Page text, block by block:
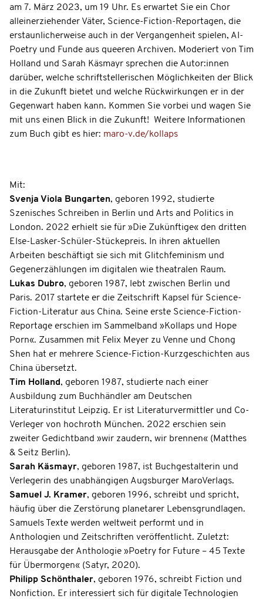
am 7. März 2023, um 19 Uhr. Es erwartet Sie ein Chor
alleinerziehender Väter, Science-Fiction-Reportagen, die
erstaunlicherweise auch in der Vergangenheit spielen, AI-
Poetry und Funde aus queeren Archiven. Moderiert von Tim
Holland und Sarah Käsmayr sprechen die Autor:innen
darüber, welche schriftstellerischen Möglichkeiten der Blick
in die Zukunft bietet und welche Rückwirkungen er in der
Gegenwart haben kann. Kommen Sie vorbei und wagen Sie
mit uns einen Blick in die Zukunft! Weitere Informationen
zum Buch gibt es hier: maro-v.de/kollaps
Mit:
Svenja Viola Bungarten, geboren 1992, studierte
Szenisches Schreiben in Berlin und Arts and Politics in
London. 2022 erhielt sie für »Die Zukünftige« den dritten
Else-Lasker-Schüler-Stückepreis. In ihren aktuellen
Arbeiten beschäftigt sie sich mit Glitchfeminism und
Gegenerzählungen im digitalen wie theatralen Raum.
Lukas Dubro, geboren 1987, lebt zwischen Berlin und
Paris. 2017 startete er die Zeitschrift Kapsel für Science-
Fiction-Literatur aus China. Seine erste Science-Fiction-
Reportage erschien im Sammelband »Kollaps und Hope
Porn«. Zusammen mit Felix Meyer zu Venne und Chong
Shen hat er mehrere Science-Fiction-Kurzgeschichten aus
China übersetzt.
Tim Holland, geboren 1987, studierte nach einer
Ausbildung zum Buchhändler am Deutschen
Literaturinstitut Leipzig. Er ist Literaturvermittler und Co-
Verleger von hochroth München. 2022 erschien sein
zweiter Gedichtband »wir zaudern, wir brennen« (Matthes
& Seitz Berlin).
Sarah Käsmayr, geboren 1987, ist Buchgestalterin und
Verlegerin des unabhängigen Augsburger MaroVerlags.
Samuel J. Kramer, geboren 1996, schreibt und spricht,
häufig über die Zerstörung planetarer Lebensgrundlagen.
Samuels Texte werden weltweit performt und in
Anthologien und Zeitschriften veröffentlicht. Zuletzt:
Herausgabe der Anthologie »Poetry for Future – 45 Texte
für Übermorgen« (Satyr, 2020).
Philipp Schönthaler, geboren 1976, schreibt Fiction und
Nonfiction. Er interessiert sich für digitale Technologien